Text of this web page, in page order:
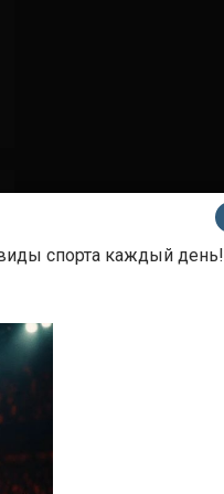
спорта каждый день!